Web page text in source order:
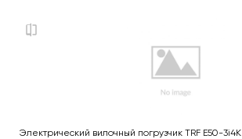
Электрический вилочный погрузчик TRF E50-3i4K